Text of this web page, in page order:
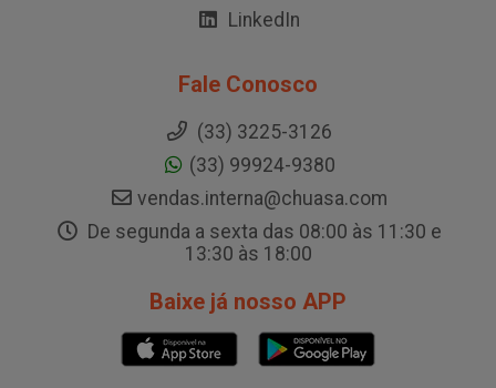
LinkedIn
Fale Conosco
(33) 3225-3126
(33) 99924-9380
vendas.interna@chuasa.com
De segunda a sexta das 08:00 às 11:30 e
13:30 às 18:00
Baixe já nosso APP